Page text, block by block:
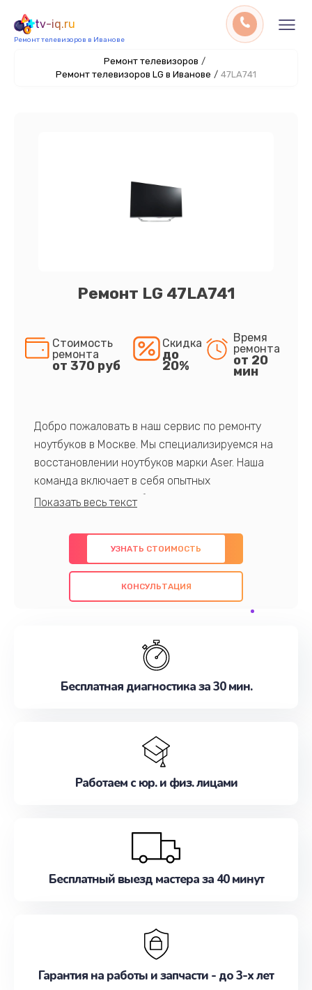
tv-iq.ru
Ремонт телевизоров в Иванове
Ремонт телевизоров /
Ремонт телевизоров LG в Иванове / 47LA741
Ремонт LG 47LA741
Стоимость
ремонта
от 370 руб
Скидка
до
20%
Время
ремонта
от 20
мин
Добро пожаловать в наш сервис по ремонту
ноутбуков в Москве. Мы специализируемся на
восстановлении ноутбуков марки Aser. Наша
команда включает в себя опытных
профессионалов с обширными знаниями и
предлагаем быстрый и качественный ремонт с
использованием оригинальных компонентов, а
также гарантируем качество всех
проведенных работ. Наша цель - предоставить
наилучшим образом. Не медлите записаться на
УЗНАТЬ СТОИМОСТЬ
КОНСУЛЬТАЦИЯ
Бесплатная диагностика за 30 мин.
Работаем с юр. и физ. лицами
Бесплатный выезд мастера за 40 минут
Гарантия на работы и запчасти - до 3-х лет